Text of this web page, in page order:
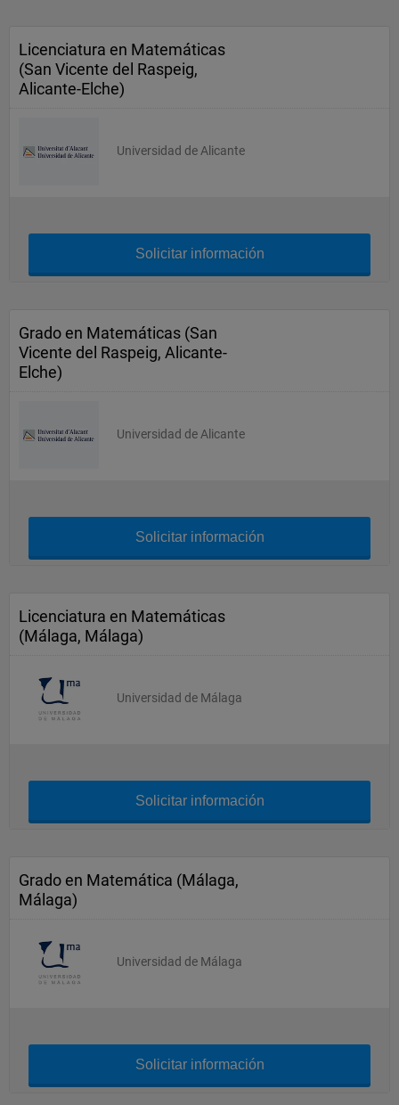
Licenciatura en Matemáticas
(San Vicente del Raspeig,
Alicante-Elche)
Universidad de Alicante
Solicitar información
Grado en Matemáticas (San
Vicente del Raspeig, Alicante-
Elche)
Universidad de Alicante
Solicitar información
Licenciatura en Matemáticas
(Málaga, Málaga)
Universidad de Málaga
Solicitar información
Grado en Matemática (Málaga,
Málaga)
Universidad de Málaga
Solicitar información